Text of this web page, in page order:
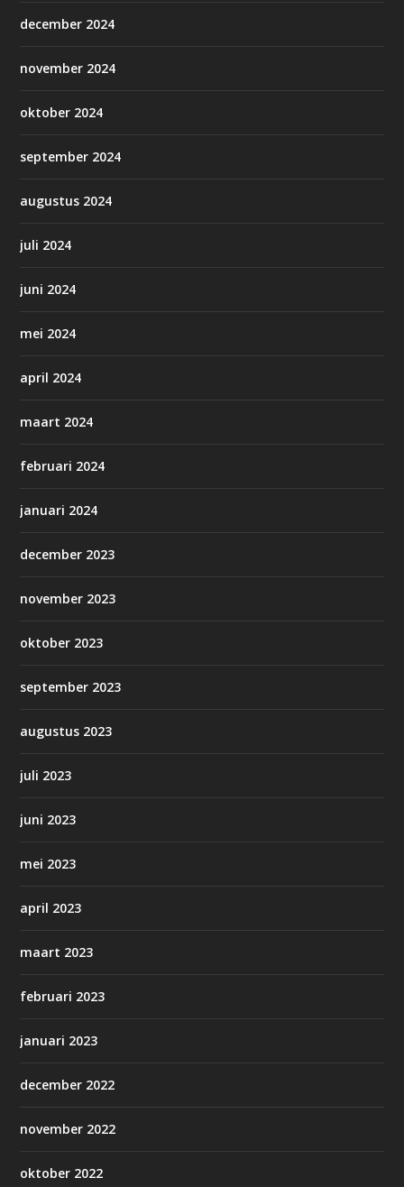
december 2024
november 2024
oktober 2024
september 2024
augustus 2024
juli 2024
juni 2024
mei 2024
april 2024
maart 2024
februari 2024
januari 2024
december 2023
november 2023
oktober 2023
september 2023
augustus 2023
juli 2023
juni 2023
mei 2023
april 2023
maart 2023
februari 2023
januari 2023
december 2022
november 2022
oktober 2022